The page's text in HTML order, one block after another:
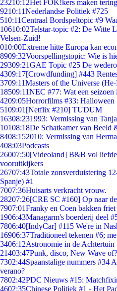
23210:12Het FOK!kers maken
9210:11Nederlandse Politiek #725
510:11Centraal Bordspeltopic #9
10610:02Telstar-topic #2: De Witte
Velsen-Zuid!
010:00Extreme hitte Europa kan
8909:32Voorspellingstopic: Wie is
29309:21GAE Topic #25 De
4309:17[Crowdfunding] #443
3709:11Masters of the Universe
18509:11NEC #77: Wat een seizoen
4209:05Horrorfilms #33: Halloween
5109:01 [Netflix #210] TUDUM
16308:231993: Vermissing van
10108:18De Schatkamer van Beeld
8408:152010: Vermissing van
408:03Podcasts
26007:50[Videoland] B&B vol liefde
vooruitkijkers
26707:43Totale zonsverduistering
Spanje) #1
7007:36Huisarts verkracht vrouw.
28207:26[CRE SC #160] Op naar
7907:01Franky en Coen bakken
1906:43Managarm's boerderij deel
7806:40[IndyCar] #115 We're in
16906:37Traditioneel tekenen #6;
3406:12Astronomie in de Achtertuin
21403:47Punk, disco, New Wave
7302:44Spaanstalige nummers #34
verano?
7802:42PDC Nieuws #15:
4602:35Chinese Politiek #1 - Het